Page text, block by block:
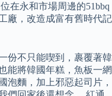
在永和市場周邊的51bbq
廠，改造成富有舊時代記
份不只能喫到，裹覆著韓
能將韓國年糕，魚板一網
泡麵，加上邪惡起司片，